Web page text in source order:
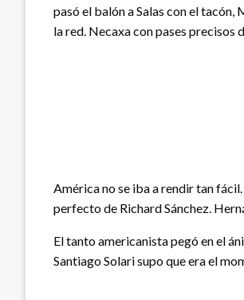
pasó el balón a Salas con el
la red. Necaxa con pases precisos
América no se iba a rendir tan
perfecto de Richard Sánchez.
El tanto americanista pegó en el
Santiago Solari supo que era el